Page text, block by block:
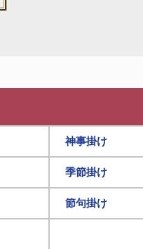
神事掛け
季節掛け
節句掛け